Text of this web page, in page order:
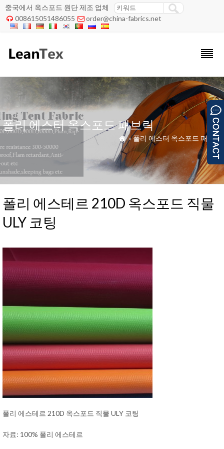
중국에서 옥스포드 원단 제조 업체
 008615051486055  order@china-fabrics.net
폴리 에스터 옥스포드 패브릭
 »폴리 에스터 옥스포드 패브릭
폴리 에스테르 210D 옥스포드 직물
ULY 코팅
폴리 에스테르 210D 옥스포드 직물 ULY 코팅
자료: 100% 폴리 에스테르